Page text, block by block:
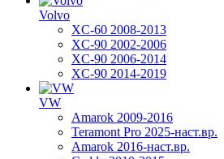
Volvo
XC-60 2008-2013
XC-90 2002-2006
XC-90 2006-2014
XC-90 2014-2019
VW
Amarok 2009-2016
Teramont Pro 2025-наст.вр.
Amarok 2016-наст.вр.